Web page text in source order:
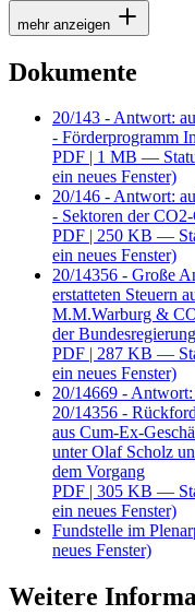
mehr anzeigen
Dokumente
20/143 - Antwort:
- Förderprogramm
PDF | 1 MB —
ein neues Fenster)
20/146 - Antwort:
- Sektoren der
PDF | 250 KB —
ein neues Fenster)
20/14356 - Große
erstatteten Steuern
M.M.Warburg &
der
PDF | 287 KB —
ein neues Fenster)
20/14669 -
20/14356 -
aus Cum-Ex-
unter Olaf Scholz
dem Vorgang
PDF | 305 KB —
ein neues Fenster)
Fundstelle im
neues Fenster)
Weitere